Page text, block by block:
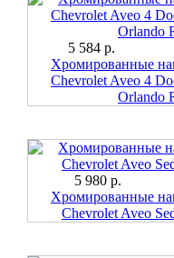
5 584 р.
Хромированные
Chevrolet Aveo 4
Orlando
5 980 р.
Хромированные
Chevrolet Aveo